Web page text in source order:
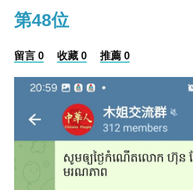
第48位
留言 0 收藏 0 推薦 0